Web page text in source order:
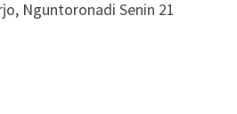
Nguntoronadi Senin 21